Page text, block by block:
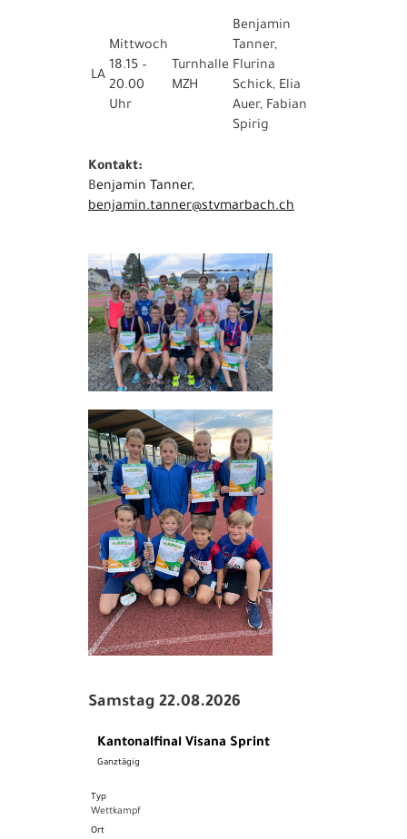
LA
Mittwoch
18.15 –
20.00
Uhr
Turnhalle
MZH
Benjamin
Tanner,
Flurina
Schick, Elia
Auer, Fabian
Spirig
Kontakt:
Benjamin Tanner,
benjamin.tanner@stvmarbach.ch
Samstag 22.08.2026
Kantonalfinal Visana Sprint
Ganztägig
Typ
Wettkampf
Ort